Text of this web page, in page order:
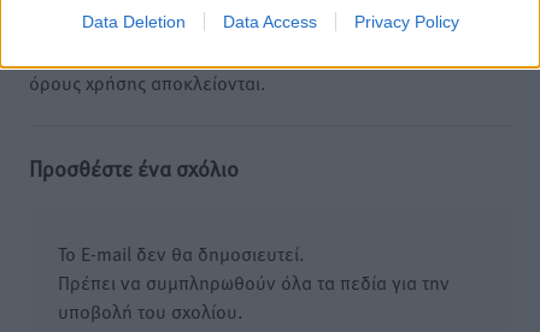
Data Deletion Data Access Privacy Policy
σχόλια θεωρούμε προσβλητικά ή περιέχουν ύβρεις, χωρίς
όρους χρήσης αποκλείονται.
Προσθέστε ένα σχόλιο
Το E-mail δεν θα δημοσιευτεί.
Πρέπει να συμπληρωθούν όλα τα πεδία για την
υποβολή του σχολίου.